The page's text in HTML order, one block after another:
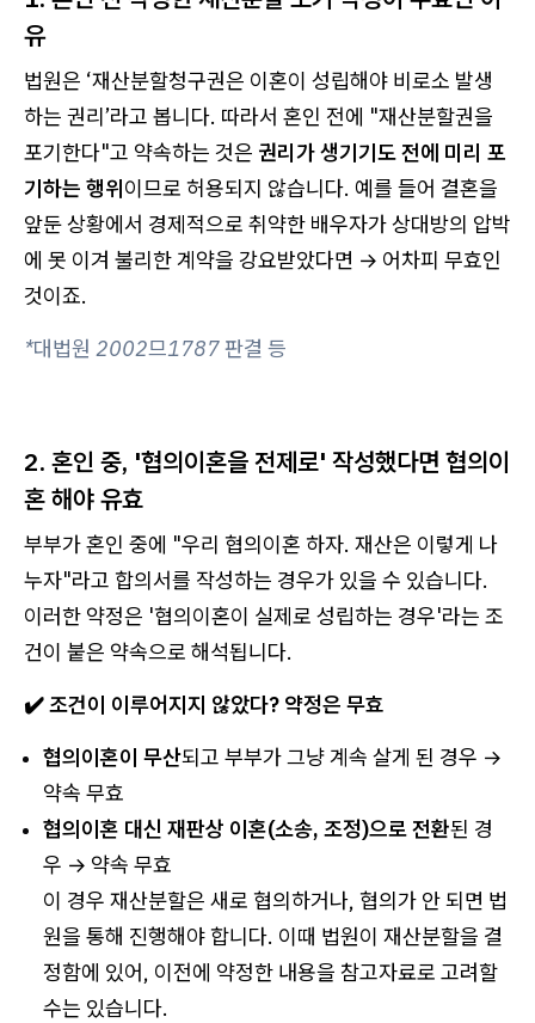
유
법원은 ‘재산분할청구권은 이혼이 성립해야 비로소 발생
하는 권리’라고 봅니다. 따라서 혼인 전에 "재산분할권을
포기한다"고 약속하는 것은 권리가 생기기도 전에 미리 포
기하는 행위이므로 허용되지 않습니다. 예를 들어 결혼을
앞둔 상황에서 경제적으로 취약한 배우자가 상대방의 압박
에 못 이겨 불리한 계약을 강요받았다면 → 어차피 무효인
것이죠.
*대법원 2002므1787 판결 등
2. 혼인 중, '협의이혼을 전제로' 작성했다면 협의이
혼 해야 유효
부부가 혼인 중에 "우리 협의이혼 하자. 재산은 이렇게 나
누자"라고 합의서를 작성하는 경우가 있을 수 있습니다.
이러한 약정은 '협의이혼이 실제로 성립하는 경우'라는 조
건이 붙은 약속으로 해석됩니다.
✔️ 조건이 이루어지지 않았다? 약정은 무효
협의이혼이 무산되고 부부가 그냥 계속 살게 된 경우 →
약속 무효
협의이혼 대신 재판상 이혼(소송, 조정)으로 전환된 경
우 → 약속 무효
이 경우 재산분할은 새로 협의하거나, 협의가 안 되면 법
원을 통해 진행해야 합니다. 이때 법원이 재산분할을 결
정함에 있어, 이전에 약정한 내용을 참고자료로 고려할
수는 있습니다.